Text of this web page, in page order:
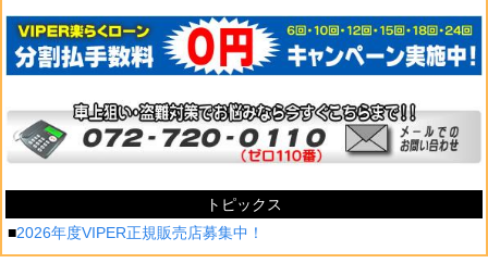
トピックス
■2026年度VIPER正規販売店募集中！